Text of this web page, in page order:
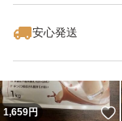
安心発送
1,659円